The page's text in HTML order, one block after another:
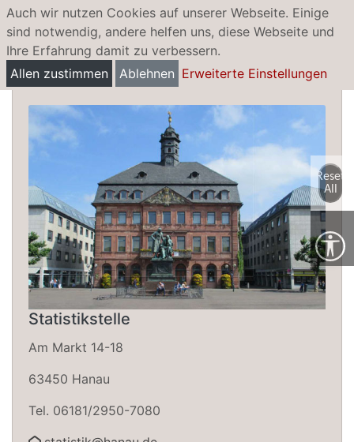
Auch wir nutzen Cookies auf unserer Webseite. Einige
sind notwendig, andere helfen uns, diese Webseite und
Ihre Erfahrung damit zu verbessern.
Allen zustimmen
Ablehnen Erweiterte Einstellungen
Statistik
Statistikstelle
Am Markt 14-18
63450 Hanau
Tel. 06181/2950-7080
Reset
All